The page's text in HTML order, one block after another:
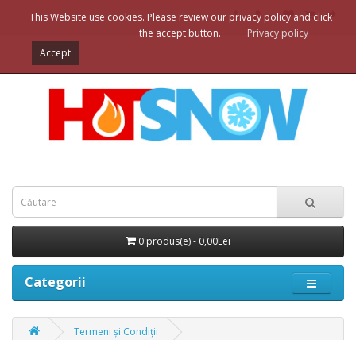
0 produs(e) - 0,00Lei
Categorii
Termeni și Condiții
This Website use cookies. Please review our privacy policy and click
the accept button.
Privacy policy
Accept